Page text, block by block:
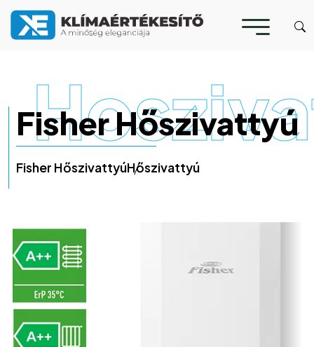
Fisher Hőszivattyú
Fisher HőszivattyúHőszivattyú